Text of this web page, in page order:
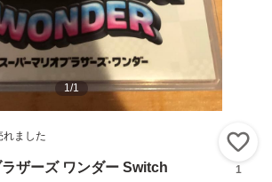
1/1
れました
ザーズ ワンダー Switch 1